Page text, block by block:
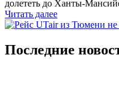
долететь до Ханты-
Читать далее
Последние